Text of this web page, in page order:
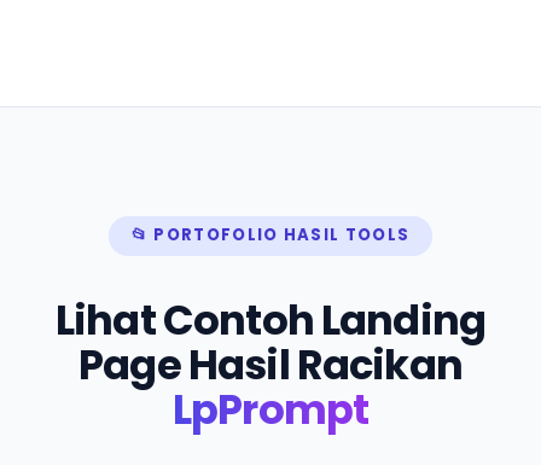
📂 PORTOFOLIO HASIL TOOLS
Lihat Contoh Landing
Page Hasil Racikan
LpPrompt